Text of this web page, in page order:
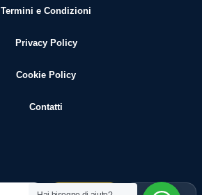
Termini e Condizioni
Privacy Policy
Cookie Policy
Contatti